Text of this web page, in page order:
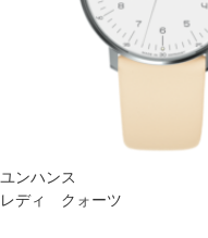
ユンハンス
レディ クォーツ